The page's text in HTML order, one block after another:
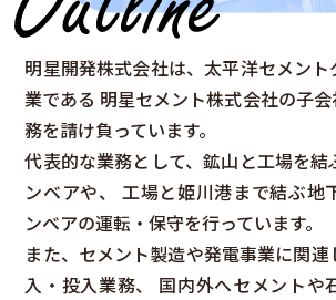
明星開発株式会社は、太平洋セメン
業である 明星セメント株式会社の子
務を請け負っています。
代表的な業務として、鉱山と工場を結
ンベアや、
工場と姫川港まで結ぶ地
ンベアの運転・保守を行っています。
また、セメント製造や発電事業に関
入・投入業務、
国内外へセメントや